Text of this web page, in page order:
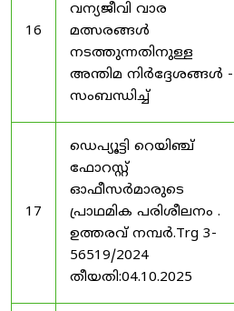
16
വന്യജീവി വാര
മത്സരങ്ങൾ
നടത്തുന്നതിനുള്ള
അന്തിമ നിർദ്ദേശങ്ങൾ -
സംബന്ധിച്ച്
17
ഡെപ്യൂട്ടി റെയിഞ്ച്
ഫോറസ്റ്റ്
ഓഫീസർമാരുടെ
പ്രാഥമിക പരിശീലനം .
ഉത്തരവ് നമ്പർ.Trg 3-
56519/2024
തീയതി:04.10.2025